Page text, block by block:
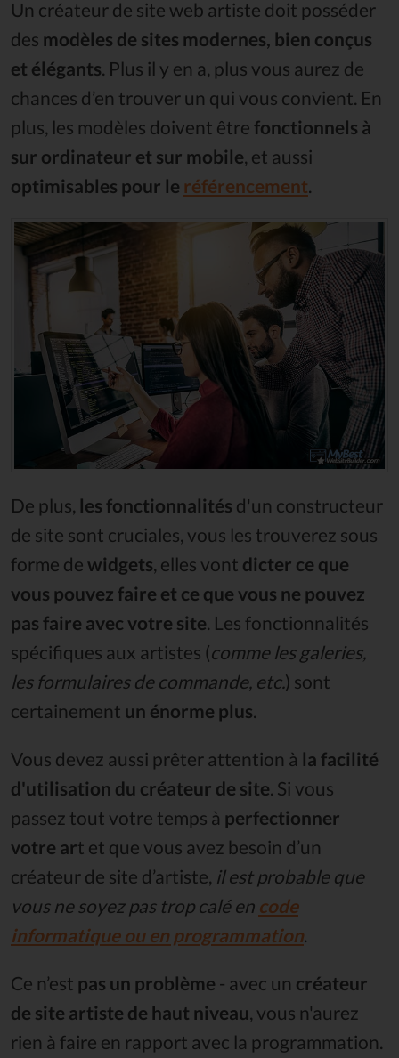
Un créateur de site web artiste doit posséder
des modèles de sites modernes, bien conçus
et élégants . Plus il y en a, plus vous aurez de
chances d’en trouver un qui vous convient. En
plus, les modèles doivent être fonctionnels à
sur ordinateur et sur mobile , et aussi
optimisables pour le référencement
De plus, les fonctionnalités d'un constructeur
de site sont cruciales, vous les trouverez sous
forme de widgets, elles vont dicter ce que
vous pouvez faire et ce que vous ne pouvez
pas faire avec votre site. Les fonctionnalités
spécifiques aux artistes (comme les galeries,
les formulaires de commande, etc.) sont
certainement un énorme plus.
Vous devez aussi prêter attention à la facilité
d'utilisation du créateur de site. Si vous
passez tout votre temps à perfectionner
votre art et que vous avez besoin d’un
créateur de site d’artiste, il est probable que
vous ne soyez pas trop calé en code
informatique ou en programmation.
Ce n’est pas un problème - avec un créateur
de site artiste de haut niveau , vous n'aurez
rien à faire en rapport avec la programmation.